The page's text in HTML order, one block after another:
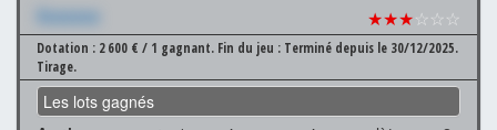
Xxxxxxx ★★★☆☆☆
Dotation : 2 600 € / 1 gagnant. Fin du jeu : Terminé depuis le 30/12/2025.
Tirage.
Les lots gagnés